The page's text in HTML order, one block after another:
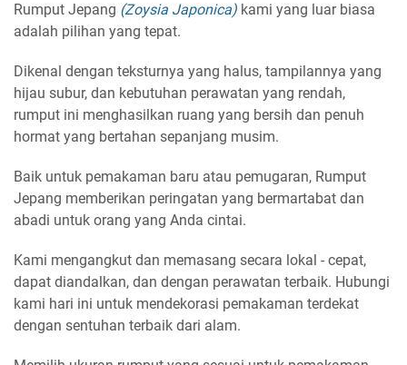
Rumput Jepang (Zoysia Japonica) kami yang luar biasa
adalah pilihan yang tepat.
Dikenal dengan teksturnya yang halus, tampilannya yang
hijau subur, dan kebutuhan perawatan yang rendah,
rumput ini menghasilkan ruang yang bersih dan penuh
hormat yang bertahan sepanjang musim.
Baik untuk pemakaman baru atau pemugaran, Rumput
Jepang memberikan peringatan yang bermartabat dan
abadi untuk orang yang Anda cintai.
Kami mengangkut dan memasang secara lokal - cepat,
dapat diandalkan, dan dengan perawatan terbaik. Hubungi
kami hari ini untuk mendekorasi pemakaman terdekat
dengan sentuhan terbaik dari alam.